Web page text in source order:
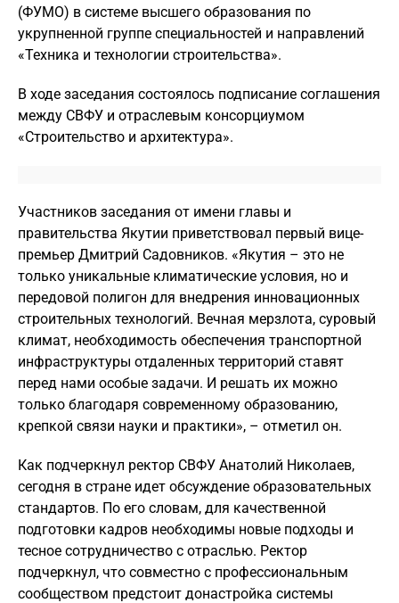
(ФУМО) в системе высшего образования по
укрупненной группе специальностей и направлений
«Техника и технологии строительства».
В ходе заседания состоялось подписание соглашения
между СВФУ и отраслевым консорциумом
«Строительство и архитектура».
Участников заседания от имени главы и
правительства Якутии приветствовал первый вице-
премьер Дмитрий Садовников. «Якутия – это не
только уникальные климатические условия, но и
передовой полигон для внедрения инновационных
строительных технологий. Вечная мерзлота, суровый
климат, необходимость обеспечения транспортной
инфраструктуры отдаленных территорий ставят
перед нами особые задачи. И решать их можно
только благодаря современному образованию,
крепкой связи науки и практики», – отметил он.
Как подчеркнул ректор СВФУ Анатолий Николаев,
сегодня в стране идет обсуждение образовательных
стандартов. По его словам, для качественной
подготовки кадров необходимы новые подходы и
тесное сотрудничество с отраслью. Ректор
подчеркнул, что совместно с профессиональным
сообществом предстоит донастройка системы